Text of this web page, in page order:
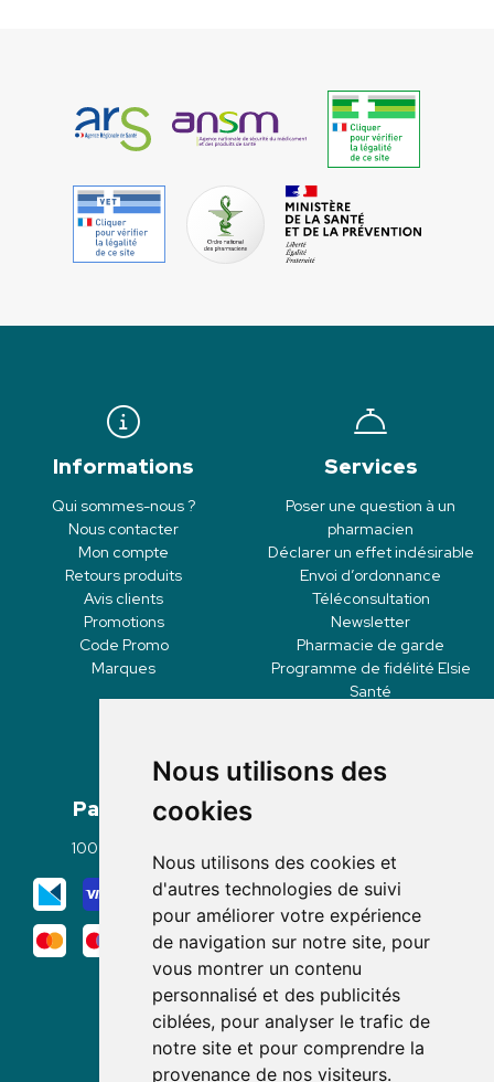
Nous utilisons des
cookies
Nous utilisons des cookies et
d'autres technologies de suivi
pour améliorer votre expérience
de navigation sur notre site, pour
vous montrer un contenu
personnalisé et des publicités
ciblées, pour analyser le trafic de
notre site et pour comprendre la
provenance de nos visiteurs.
Informations
Qui sommes-nous ?
Nous contacter
Mon compte
Retours produits
Avis clients
Promotions
Code Promo
Marques
Services
Poser une question à un
pharmacien
Déclarer un effet indésirable
Envoi d’ordonnance
Téléconsultation
Newsletter
Pharmacie de garde
Programme de fidélité Elsie
Santé
Paiement
100% sécurisé
Mode de livraison
Nous suivre